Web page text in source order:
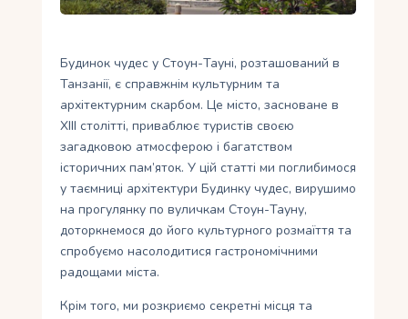
Будинок чудес у Стоун-Тауні, розташований в
Танзанії, є справжнім культурним та
архітектурним скарбом. Це місто, засноване в
XIII столітті, приваблює туристів своєю
загадковою атмосферою і багатством
історичних пам’яток. У цій статті ми поглибимося
у таємниці архітектури Будинку чудес, вирушимо
на прогулянку по вуличкам Стоун-Тауну,
доторкнемося до його культурного розмаїття та
спробуємо насолодитися гастрономічними
радощами міста.
Крім того, ми розкриємо секретні місця та